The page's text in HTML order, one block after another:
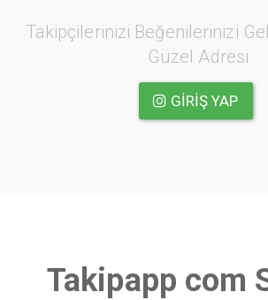
Takipçilerinizi Beğenilerinizi
Güzel Adresi
GIRIŞ YAP
Takipapp com